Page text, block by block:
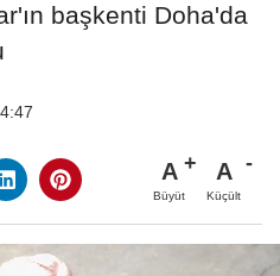
başkenti Doha'da
A
Büyüt
A
Küçült